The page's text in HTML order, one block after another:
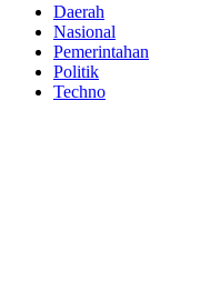
Daerah
Nasional
Pemerintahan
Politik
Techno